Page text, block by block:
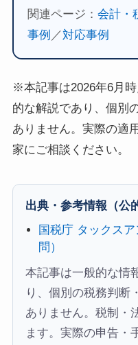
関連ページ： 会計・
事例 ／対応事例
※本記事は2026年6月
的な解説であり、個別
ありません。実際の適
家にご相談ください。
出典・参考情報（公
国税庁 タックス
問）
本記事は一般的な情
り、個別の税務判断
ありません。税制・
ます。実際の申告・